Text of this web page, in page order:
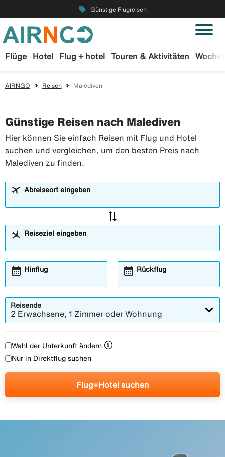
local_offer Günstige Flugreisen
Flüge Hotel Flug + hotel Touren & Aktivitäten
AIRNGO Reisen Malediven
Günstige Reisen nach Malediven
Hier können Sie einfach Reisen mit Flug und Hotel
suchen und vergleichen, um den besten Preis nach
Malediven zu finden.
Abreiseort eingeben
sync_alt
Reiseziel eingeben
Hinflug
calendar_month Rückflug
calendar_month
Reisende
2 Erwachsene, 1 Zimmer oder Wohnung
Wahl der Unterkunft ändern
Nur in Direktflug suchen
Flug+Hotel suchen